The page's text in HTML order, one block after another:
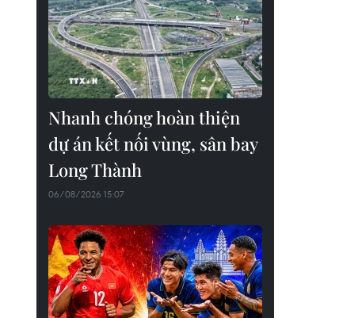
Nhanh chóng hoàn thiện
dự án kết nối vùng, sân bay
Long Thành
06/08/2026 15:07